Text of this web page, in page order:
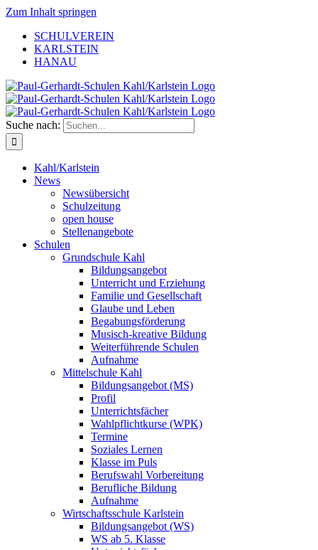
Zum Inhalt springen
SCHULVEREIN
KARLSTEIN
HANAU
Suche nach:
Kahl/Karlstein
News
Newsübersicht
Schulzeitung
open house
Stellenangebote
Schulen
Grundschule Kahl
Bildungsangebot
Unterricht und Erziehung
Familie und Gesellschaft
Glaube und Leben
Begabungsförderung
Musisch-kreative Bildung
Weiterführende Schulen
Aufnahme
Mittelschule Kahl
Bildungsangebot (MS)
Profil
Unterrichtsfächer
Wahlpflichtkurse (WPK)
Termine
Soziales Lernen
Klasse im Puls
Berufswahl Vorbereitung
Berufliche Bildung
Aufnahme
Wirtschaftsschule Karlstein
Bildungsangebot (WS)
WS ab 5. Klasse